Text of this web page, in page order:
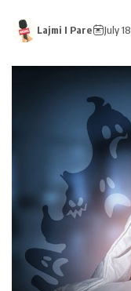
Lajmi I Pare July